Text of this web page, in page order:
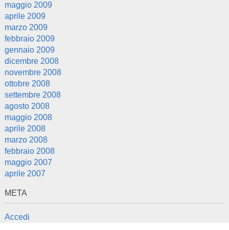
maggio 2009
aprile 2009
marzo 2009
febbraio 2009
gennaio 2009
dicembre 2008
novembre 2008
ottobre 2008
settembre 2008
agosto 2008
maggio 2008
aprile 2008
marzo 2008
febbraio 2008
maggio 2007
aprile 2007
META
Accedi